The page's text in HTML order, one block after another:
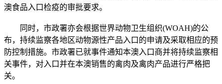
澳食品入口检疫的审批要求。
同时，市政署亦会根据世界动物卫生组织(WOAH)的公
布，持续监察各地区动物源性产品入口的申请及采取相应的预
防控制措施。市政署已就事件通知本澳入口商并将持续监察相
关事件，对入口并在本澳销售的禽肉及禽肉产品进行严格把
关。​